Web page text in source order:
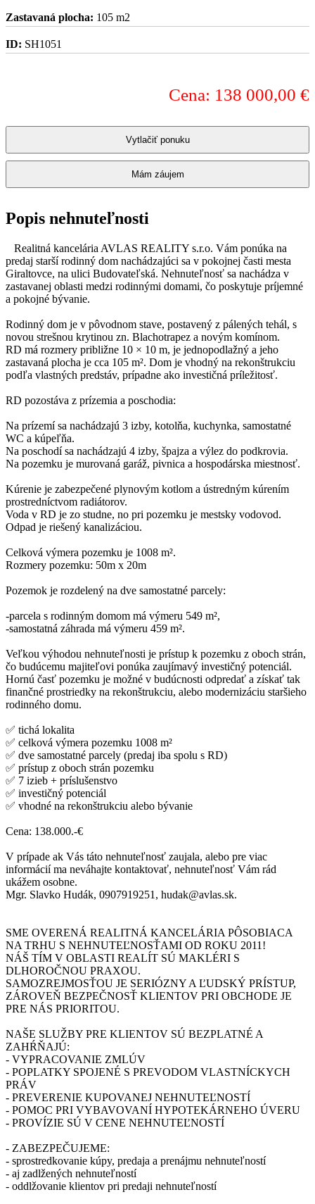
Zastavaná plocha: 105 m2
ID: SH1051
Cena: 138 000,00 €
Vytlačiť ponuku
Mám záujem
Popis nehnuteľnosti
Realitná kancelária AVLAS REALITY s.r.o. Vám ponúka na
predaj starší rodinný dom nachádzajúci sa v pokojnej časti mesta
Giraltovce, na ulici Budovateľská. Nehnuteľnosť sa nachádza v
zastavanej oblasti medzi rodinnými domami, čo poskytuje príjemné
a pokojné bývanie.
Rodinný dom je v pôvodnom stave, postavený z pálených tehál, s
novou strešnou krytinou zn. Blachotrapez a novým komínom.
RD má rozmery približne 10 × 10 m, je jednopodlažný a jeho
zastavaná plocha je cca 105 m². Dom je vhodný na rekonštrukciu
podľa vlastných predstáv, prípadne ako investičná príležitosť.
RD pozostáva z prízemia a poschodia:
Na prízemí sa nachádzajú 3 izby, kotolňa, kuchynka, samostatné
WC a kúpeľňa.
Na poschodí sa nachádzajú 4 izby, špajza a výlez do podkrovia.
Na pozemku je murovaná garáž, pivnica a hospodárska miestnosť.
Kúrenie je zabezpečené plynovým kotlom a ústredným kúrením
prostredníctvom radiátorov.
Voda v RD je zo studne, no pri pozemku je mestsky vodovod.
Odpad je riešený kanalizáciou.
Celková výmera pozemku je 1008 m².
Rozmery pozemku: 50m x 20m
Pozemok je rozdelený na dve samostatné parcely:
-parcela s rodinným domom má výmeru 549 m²,
-samostatná záhrada má výmeru 459 m².
Veľkou výhodou nehnuteľnosti je prístup k pozemku z oboch strán,
čo budúcemu majiteľovi ponúka zaujímavý investičný potenciál.
Hornú časť pozemku je možné v budúcnosti odpredať a získať tak
finančné prostriedky na rekonštrukciu, alebo modernizáciu staršieho
rodinného domu.
✅ tichá lokalita
✅ celková výmera pozemku 1008 m²
✅ dve samostatné parcely (predaj iba spolu s RD)
✅ prístup z oboch strán pozemku
✅ 7 izieb + príslušenstvo
✅ investičný potenciál
✅ vhodné na rekonštrukciu alebo bývanie
Cena: 138.000.-€
V prípade ak Vás táto nehnuteľnosť zaujala, alebo pre viac
informácií ma neváhajte kontaktovať, nehnuteľnosť Vám rád
ukážem osobne.
Mgr. Slavko Hudák, 0907919251, hudak@avlas.sk.
SME OVERENÁ REALITNÁ KANCELÁRIA PÔSOBIACA
NA TRHU S NEHNUTEĽNOSŤAMI OD ROKU 2011!
NÁŠ TÍM V OBLASTI REALÍT SÚ MAKLÉRI S
DLHOROČNOU PRAXOU.
SAMOZREJMOSŤOU JE SERIÓZNY A ĽUDSKÝ PRÍSTUP,
ZÁROVEŇ BEZPEČNOSŤ KLIENTOV PRI OBCHODE JE
PRE NÁS PRIORITOU.
NAŠE SLUŽBY PRE KLIENTOV SÚ BEZPLATNÉ A
ZAHŔŇAJÚ:
- VYPRACOVANIE ZMLÚV
- POPLATKY SPOJENÉ S PREVODOM VLASTNÍCKYCH
PRÁV
- PREVERENIE KUPOVANEJ NEHNUTEĽNOSTÍ
- POMOC PRI VYBAVOVANÍ HYPOTEKÁRNEHO ÚVERU
- PROVÍZIE SÚ V CENE NEHNUTEĽNOSTÍ
- ZABEZPEČUJEME:
- sprostredkovanie kúpy, predaja a prenájmu nehnuteľností
- aj zadlžených nehnuteľností
- oddlžovanie klientov pri predaji nehnuteľností